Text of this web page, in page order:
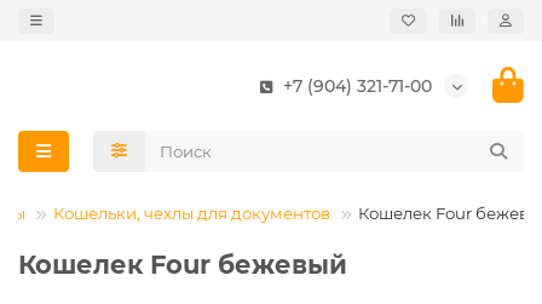
+7 (904) 321-71-00
Кошельки, чехлы для документов Кошелек Four
Кошелек Four бежевый